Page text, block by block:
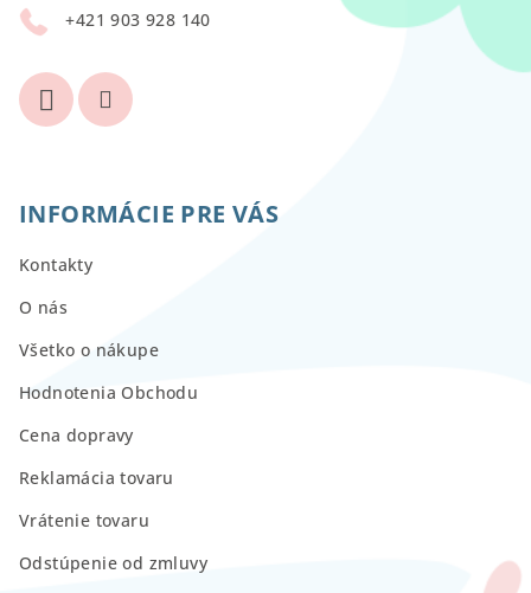
+421 903 928 140
INFORMÁCIE PRE VÁS
Kontakty
O nás
Všetko o nákupe
Hodnotenia Obchodu
Cena dopravy
Reklamácia tovaru
Vrátenie tovaru
Odstúpenie od zmluvy